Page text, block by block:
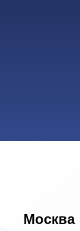
Москва